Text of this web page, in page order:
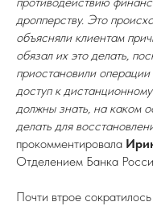
дропперству. Это
объясняли клиентам
обязал их это делать,
приостановили
доступ к
должны знать, на каком
делать для
прокомментировала
Отделением Банка
Почти втрое